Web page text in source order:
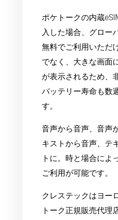
ポケトークの内蔵
入した場合、グロー
無料でご利用いただ
でなく、大きな画面
が表示されるため、
バッテリー寿命も数
す。
音声から音声、音声
キストから音声、テ
トに。時と場合によ
ご利用が可能です。
クレステックはヨー
トーク正規販売代理